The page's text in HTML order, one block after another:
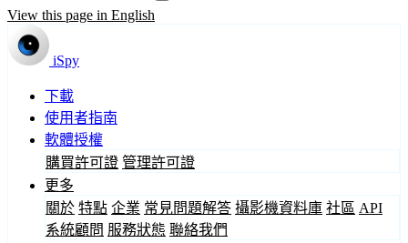
View this page in English
iSpy
下載
使用者指南
軟體授權
購買許可證 管理許可證
更多
關於 特點 企業 常見問題解答 攝影機資料庫 社區 API
系統顧問 服務狀態 聯絡我們